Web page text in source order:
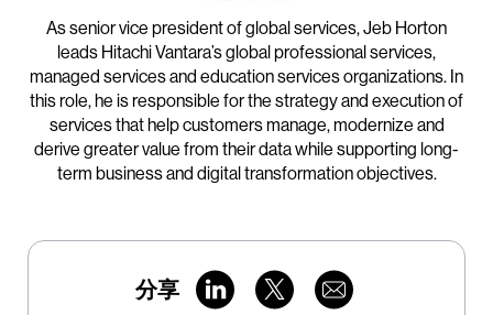
As senior vice president of global services, Jeb Horton
leads Hitachi Vantara’s global professional services,
managed services and education services organizations. In
this role, he is responsible for the strategy and execution of
services that help customers manage, modernize and
derive greater value from their data while supporting long-
term business and digital transformation objectives.
分享